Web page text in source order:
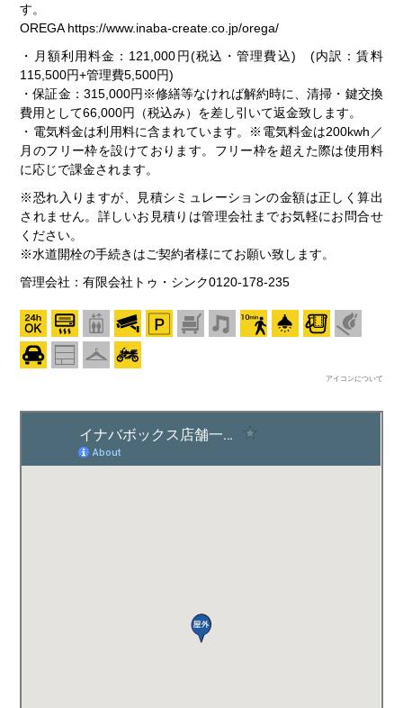
す。
OREGA https://www.inaba-create.co.jp/orega/
・月額利用料金：121,000円(税込・管理費込) (内訳：賃料
115,500円+管理費5,500円)
・保証金：315,000円※修繕等なければ解約時に、清掃・鍵交換
費用として66,000円（税込み）を差し引いて返金致します。
・電気料金は利用料に含まれています。※電気料金は200kwh／
月のフリー枠を設けております。フリー枠を超えた際は使用料
に応じで課金されます。
※恐れ入りますが、見積シミュレーションの金額は正しく算出
されません。詳しいお見積りは管理会社までお気軽にお問合せ
ください。
※水道開栓の手続きはご契約者様にてお願い致します。
管理会社：有限会社トゥ・シンク0120-178-235
アイコンについて